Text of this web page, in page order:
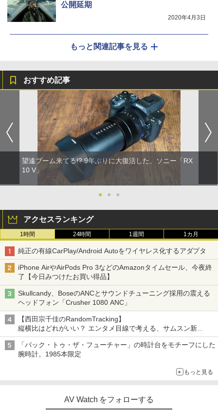
公開延期
2020年4月3日
もっと関連記事を見る
おすすめ記事
望遠ブーム来てる!? 9年ぶりに大復活した、ソニー「RX
10 V」
● ● ●
アクセスランキング
1時間 24時間 1週間 1カ月
純正の有線CarPlay/Android Autoをワイヤレス化するアダプタ
iPhone AirやAirPods Pro 3などのAmazonタイムセール、今夜終
了【今日みつけたお買い得品】
Skullcandy、BoseのANCとサウンドチューニング採用の震える
ヘッドフォン「Crusher 1080 ANC」
【西田宗千佳のRandomTracking】
縦横比はどれがいい？ エンタメ目線で考える、サムスン新
「Galaxy Z Fold」
「バック・トゥ・ザ・フューチャー」の時計台をモチーフにした
腕時計。1985本限定
もっと見る
AV Watch をフォローする